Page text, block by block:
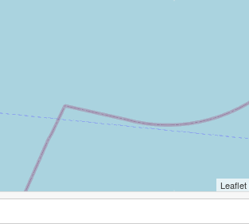
Leaflet